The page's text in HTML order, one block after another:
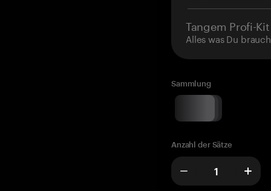
Tangem Profi-Kit
Alles was Du
Sammlung
Anzahl der Sätze